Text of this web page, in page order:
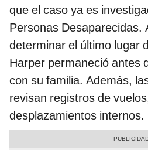
que el caso ya es
Personas Desaparecidas.
determinar el último lugar
Harper permaneció antes
con su familia. Además,
revisan registros de
desplazamientos internos.